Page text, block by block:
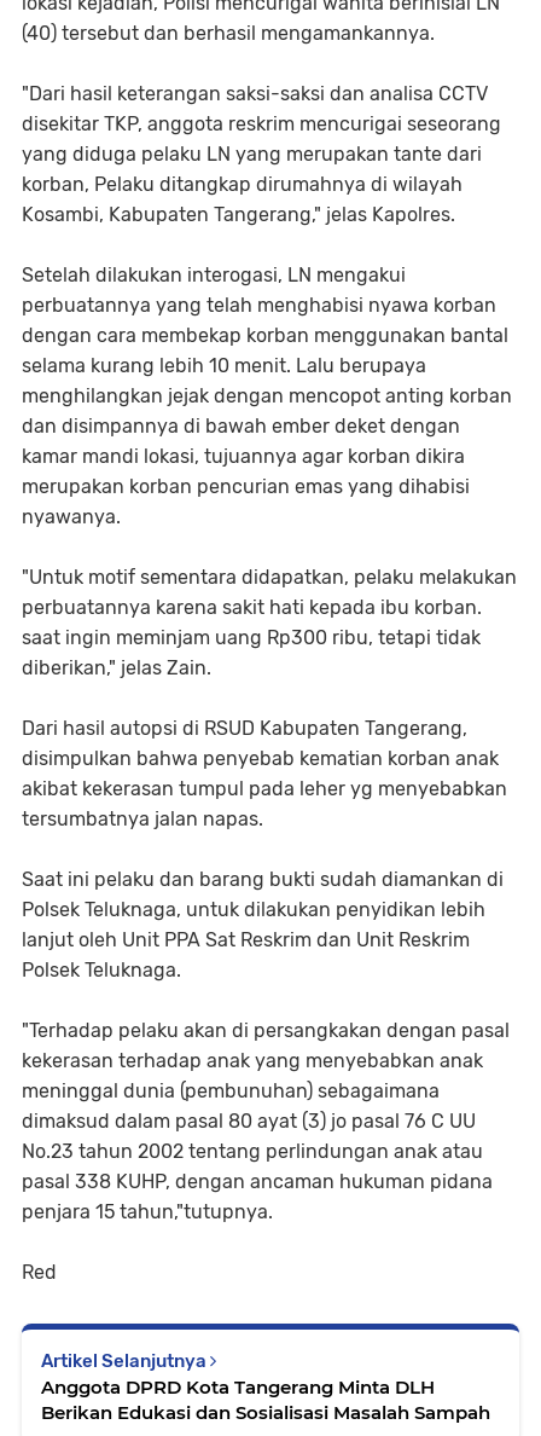
(40) tersebut dan berhasil mengamankannya.
"Dari hasil keterangan saksi-saksi dan analisa CCTV
disekitar TKP, anggota reskrim mencurigai seseorang
yang diduga pelaku LN yang merupakan tante dari
korban, Pelaku ditangkap dirumahnya di wilayah
Kosambi, Kabupaten Tangerang," jelas Kapolres.
Setelah dilakukan interogasi, LN mengakui
perbuatannya yang telah menghabisi nyawa korban
dengan cara membekap korban menggunakan bantal
selama kurang lebih 10 menit. Lalu berupaya
menghilangkan jejak dengan mencopot anting korban
dan disimpannya di bawah ember deket dengan
kamar mandi lokasi, tujuannya agar korban dikira
merupakan korban pencurian emas yang dihabisi
nyawanya.
"Untuk motif sementara didapatkan, pelaku melakukan
perbuatannya karena sakit hati kepada ibu korban.
saat ingin meminjam uang Rp300 ribu, tetapi tidak
diberikan," jelas Zain.
Dari hasil autopsi di RSUD Kabupaten Tangerang,
disimpulkan bahwa penyebab kematian korban anak
akibat kekerasan tumpul pada leher yg menyebabkan
tersumbatnya jalan napas.
Saat ini pelaku dan barang bukti sudah diamankan di
Polsek Teluknaga, untuk dilakukan penyidikan lebih
lanjut oleh Unit PPA Sat Reskrim dan Unit Reskrim
Polsek Teluknaga.
"Terhadap pelaku akan di persangkakan dengan pasal
kekerasan terhadap anak yang menyebabkan anak
meninggal dunia (pembunuhan) sebagaimana
dimaksud dalam pasal 80 ayat (3) jo pasal 76 C UU
No.23 tahun 2002 tentang perlindungan anak atau
pasal 338 KUHP, dengan ancaman hukuman pidana
penjara 15 tahun,"tutupnya.
Red
Artikel Selanjutnya
Anggota DPRD Kota Tangerang Minta DLH
Berikan Edukasi dan Sosialisasi Masalah Sampah